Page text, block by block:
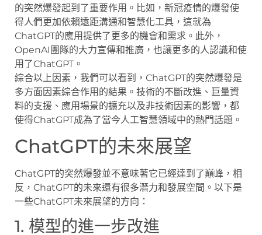
的突然爆發起到了重要作用。比如，新冠疫情的爆發使
得人們更加依賴遠距溝通和智慧化工具，這就為
ChatGPT的應用提供了更多的機會和需求。此外，
OpenAI團隊的大力宣傳和推廣，也讓更多的人認識和使
用了ChatGPT。
綜合以上因素，我們可以看到，ChatGPT的突然爆發是
多方面因素綜合作用的結果。技術的不斷改進、巨量資
料的支援、應用場景的擴充以及非技術因素的影響，都
使得ChatGPT成為了當今人工智慧領域中的熱門話題。
ChatGPT的未來展望
ChatGPT的突然爆發並不意味著它已經達到了巔峰，相
反，ChatGPT的未來還有很多潛力和發展空間。以下是
一些ChatGPT未來展望的方向：
1. 模型的進一步改進